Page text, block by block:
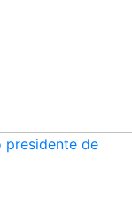
presidente de